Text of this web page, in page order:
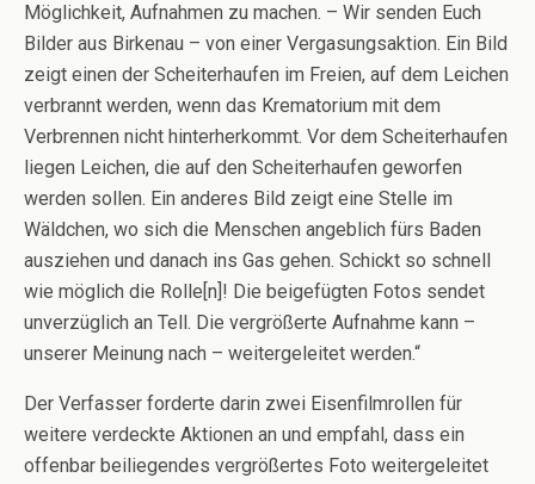
Möglichkeit, Aufnahmen zu machen. – Wir senden Euch
Bilder aus Birkenau – von einer Vergasungsaktion. Ein Bild
zeigt einen der Scheiterhaufen im Freien, auf dem Leichen
verbrannt werden, wenn das Krematorium mit dem
Verbrennen nicht hinterherkommt. Vor dem Scheiterhaufen
liegen Leichen, die auf den Scheiterhaufen geworfen
werden sollen. Ein anderes Bild zeigt eine Stelle im
Wäldchen, wo sich die Menschen angeblich fürs Baden
ausziehen und danach ins Gas gehen. Schickt so schnell
wie möglich die Rolle[n]! Die beigefügten Fotos sendet
unverzüglich an Tell. Die vergrößerte Aufnahme kann –
unserer Meinung nach – weitergeleitet werden.“
Der Verfasser forderte darin zwei Eisenfilmrollen für
weitere verdeckte Aktionen an und empfahl, dass ein
offenbar beiliegendes vergrößertes Foto weitergeleitet